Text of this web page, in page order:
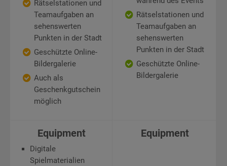
Rätselstationen und
Teamaufgaben an
sehenswerten
Punkten in der Stadt
Geschützte Online-
Bildergalerie
Auch als
Geschenkgutschein
möglich
Rätselstationen und
Teamaufgaben an
sehenswerten
Punkten in der Stadt
Geschützte Online-
Bildergalerie
Equipment
Digitale
Spielmaterialien
Equipment